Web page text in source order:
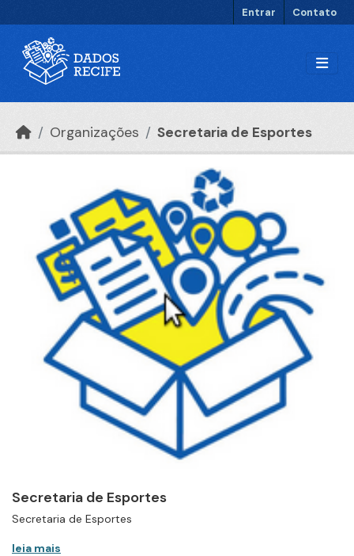
Entrar Contato
Organizações Secretaria de Esportes
Secretaria de Esportes
Secretaria de Esportes
leia mais